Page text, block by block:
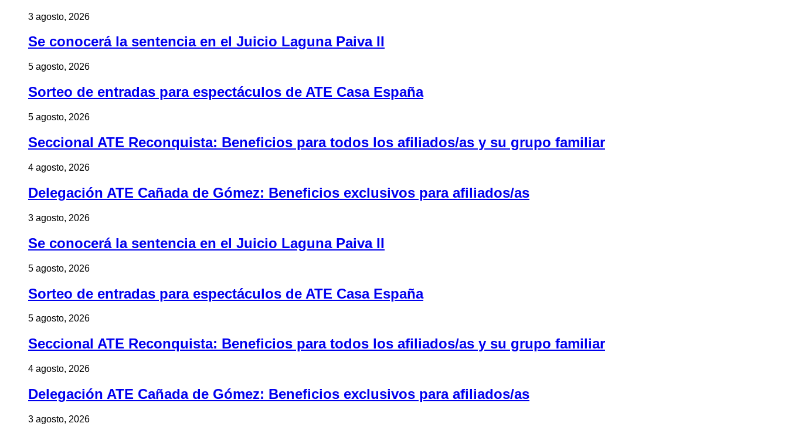
3 agosto, 2026
Se conocerá la sentencia en el Juicio Laguna Paiva II
5 agosto, 2026
Sorteo de entradas para espectáculos de ATE Casa España
5 agosto, 2026
Seccional ATE Reconquista: Beneficios para todos los afiliados/as y su grupo familiar
4 agosto, 2026
Delegación ATE Cañada de Gómez: Beneficios exclusivos para afiliados/as
3 agosto, 2026
Se conocerá la sentencia en el Juicio Laguna Paiva II
5 agosto, 2026
Sorteo de entradas para espectáculos de ATE Casa España
5 agosto, 2026
Seccional ATE Reconquista: Beneficios para todos los afiliados/as y su grupo familiar
4 agosto, 2026
Delegación ATE Cañada de Gómez: Beneficios exclusivos para afiliados/as
3 agosto, 2026